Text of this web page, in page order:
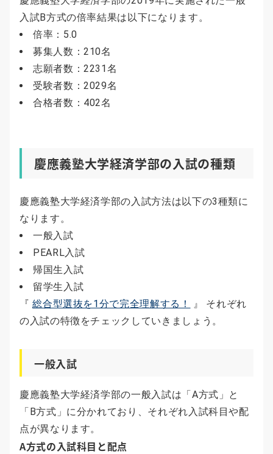
入試B方式の倍率結果は以下になります。
倍率：5.0
募集人数：210名
志願者数：2231名
受験者数：2029名
合格者数：402名
慶應義塾大学経済学部の入試の種類
慶應義塾大学経済学部の入試方法は以下の3種類に
なります。
一般入試
PEARL入試
帰国生入試
留学生入試
『総合型選抜を1分で完全理解する！
』 それぞれ
の入試の特徴をチェックしていきましょう。
一般入試
慶應義塾大学経済学部の一般入試は「A方式」と
「B方式」に分かれており、それぞれ入試科目や配
点が異なります。
A方式の入試科目と配点